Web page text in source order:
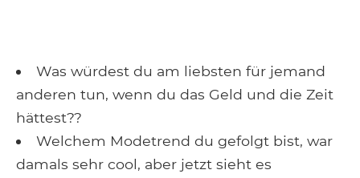
Was würdest du am liebsten für jemand
anderen tun, wenn du das Geld und die Zeit
hättest??
Welchem ​​Modetrend du gefolgt bist, war
damals sehr cool, aber jetzt sieht es